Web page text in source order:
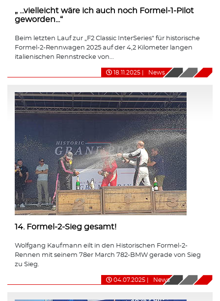
„ ...vielleicht wäre ich auch noch Formel-1-Pilot
geworden...“
Beim letzten Lauf zur „F2 Classic InterSeries“ für historische
Formel-2-Rennwagen 2025 auf der 4,2 Kilometer langen
italienischen Rennstrecke von...
18.11.2025 News
14. Formel-2-Sieg gesamt!
Wolfgang Kaufmann eilt in den Historischen Formel-2-
Rennen mit seinem 78er March 782-BMW gerade von Sieg
zu Sieg.
04.07.2025 News